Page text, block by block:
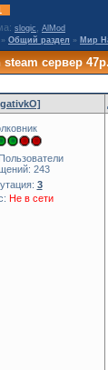
slogic
AlMod
» Общий раздел » Мир
steam сервер 47p.
243
3
Не в сети